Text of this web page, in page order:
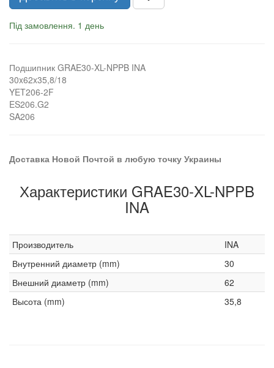
Під замовлення. 1 день
Подшипник GRAE30-XL-NPPB INA
30x62x35,8/18
YET206-2F
ES206.G2
SA206
Доставка Новой Почтой в любую точку Украины
Характеристики GRAE30-XL-NPPB
INA
Производитель
INA
Внутренний диаметр (mm)
30
Внешний диаметр (mm)
62
Высота (mm)
35,8